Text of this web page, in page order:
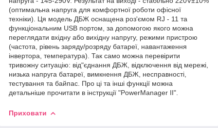
(оптимальна напруга для комфортної роботи офісної
техніки). Ця модель ДБЖ оснащена роз'ємом RJ - 11 та
функціональним USB портом, за допомогою якого можна
переглядати вхідну або вихідну напругу, режими пристрою
(частота, рівень заряду/розряду батареї, навантаження
інвертора, температура). Так само можна перевірити
тривожну ситуацію: від"єднання ДБЖ, відключення від мережі,
низька напруга батареї, вимкнення ДБЖ, несправності,
тестування та байпас. Про ці та інші функції можна
детальніше прочитати в інструкції "PowerManager II".
Приховати